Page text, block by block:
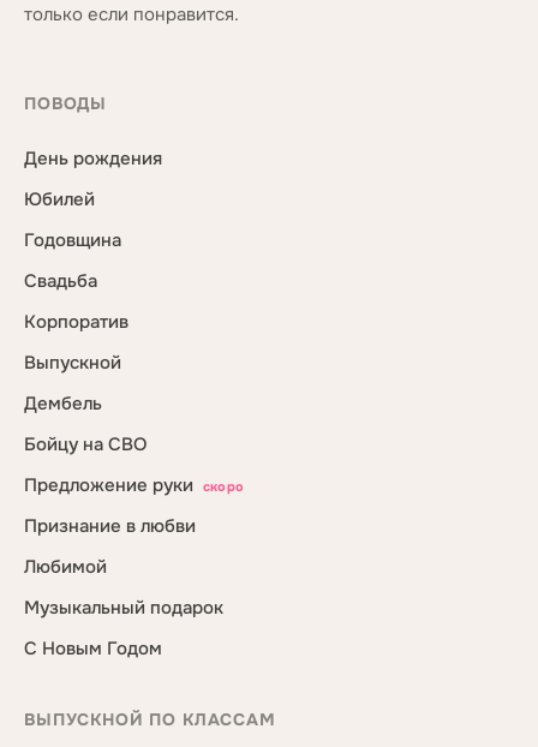
только если понравится.
ПОВОДЫ
День рождения
Юбилей
Годовщина
Свадьба
Корпоратив
Выпускной
Дембель
Бойцу на СВО
Предложение руки
скоро
Признание в любви
Любимой
Музыкальный подарок
С Новым Годом
ВЫПУСКНОЙ ПО КЛАССАМ